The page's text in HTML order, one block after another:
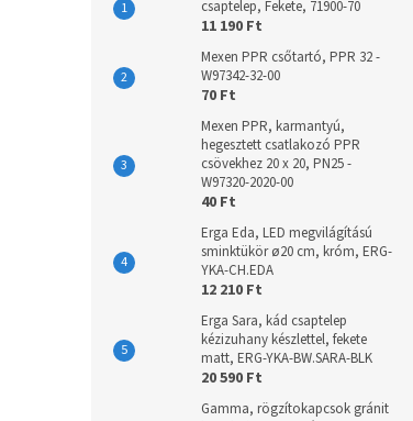
csaptelep, Fekete, 71900-70
11 190 Ft
Mexen PPR csőtartó, PPR 32 -
W97342-32-00
70 Ft
Mexen PPR, karmantyú,
hegesztett csatlakozó PPR
csövekhez 20 x 20, PN25 -
W97320-2020-00
40 Ft
Erga Eda, LED megvilágítású
sminktükör ø20 cm, króm, ERG-
YKA-CH.EDA
12 210 Ft
Erga Sara, kád csaptelep
kézizuhany készlettel, fekete
matt, ERG-YKA-BW.SARA-BLK
20 590 Ft
Gamma, rögzítokapcsok gránit